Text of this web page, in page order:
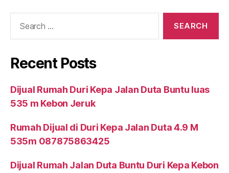
Recent Posts
Dijual Rumah Duri Kepa Jalan Duta Buntu luas
535 m Kebon Jeruk
Rumah Dijual di Duri Kepa Jalan Duta 4.9 M
535m 087875863425
Dijual Rumah Jalan Duta Buntu Duri Kepa Kebon